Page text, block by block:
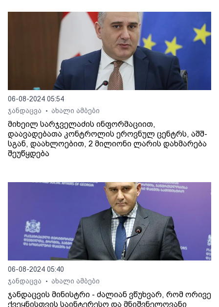
06-08-2024 05:54
ჯანდაცვა
• ახალი ამბები
მიხეილ სარჯველაძის ინფორმაციით,
დაავადებათა კონტროლის ეროვნულ ცენტრს, აშშ-
სგან, დაახლოებით, 2 მილიონი ლარის დახმარება
შეუწყდება
06-08-2024 05:40
ჯანდაცვა
• ახალი ამბები
ჯანდაცვის მინისტრი - ძალიან ვწუხვარ, რომ ორივე
ქვეყნისთვის საინტერესო და მნიშვნელოვანი